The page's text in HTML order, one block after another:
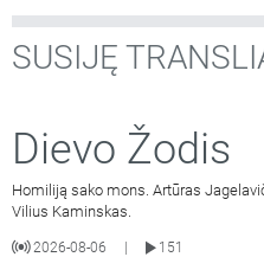
SUSIJĘ
Dievo Žodis
Homiliją sako mons. Artūras
Vilius Kaminskas.
2026-08-06
151